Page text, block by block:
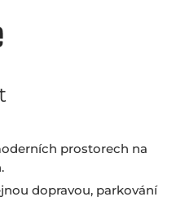
prostorech na
dopravou, parkování